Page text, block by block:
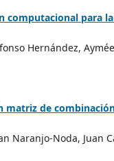
computacional para
Hernández,
matriz de
Naranjo-Noda, Juan